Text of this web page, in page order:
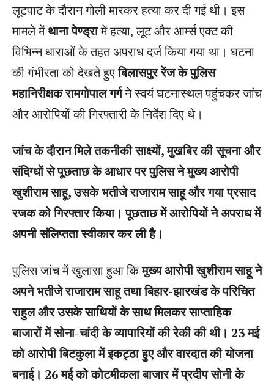
लूटपाट के दौरान गोली मारकर हत्या कर दी गई थी। इस
मामले मेंथाना पेण्ड्रामें हत्या, लूट और आर्म्स एक्ट की
विभिन्न धाराओं के तहत अपराध दर्ज किया गया था। घटना
की गंभीरता को देखते हुएबिलासपुर रेंज के पुलिस
महानिरीक्षक रामगोपाल गर्गने स्वयं घटनास्थल पहुंचकर जांच
और आरोपियों की गिरफ्तारी के निर्देश दिए थे।
जांच के दौरान मिले तकनीकी साक्ष्यों, मुखबिर की सूचना और
संदिग्धों से पूछताछ के आधार पर पुलिस ने मुख्य आरोपी
खुशीराम साहू, उसके भतीजे राजाराम साहू और गया प्रसाद
रजक को गिरफ्तार किया। पूछताछ में आरोपियों ने अपराध में
अपनी संलिप्तता स्वीकार कर ली है।
पुलिस जांच में खुलासा हुआ किमुख्य आरोपी खुशीराम साहू ने
अपने भतीजे राजाराम साहू तथा बिहार-झारखंड के परिचित
राहुल और उसके साथियों के साथ मिलकर साप्ताहिक
बाजारों में सोना-चांदी के व्यापारियों की रेकी की थी। 23 मई
को आरोपी बिटकुला में इकट्ठा हुए और वारदात की योजना
बनाई। 26 मई को कोटमीकला बाजार में प्रदीप सोनी के